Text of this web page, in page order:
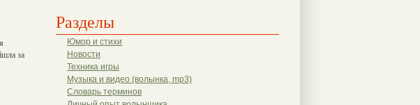
Разделы
Юмор и стихи
Новости
Техника игры
Музыка и видео (волынка, mp3)
Словарь терминов
за